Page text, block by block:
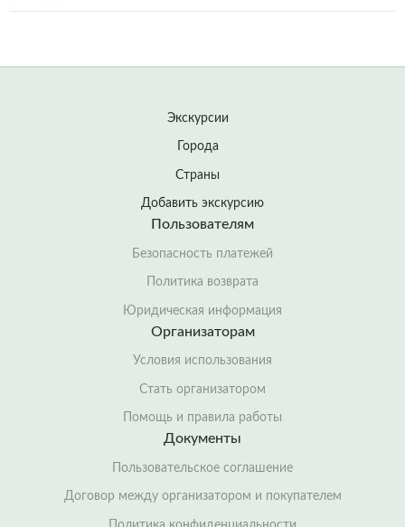
Экскурсии
Города
Страны
Добавить экскурсию
Пользователям
Безопасность платежей
Политика возврата
Юридическая информация
Организаторам
Условия использования
Стать организатором
Помощь и правила работы
Документы
Пользовательское соглашение
Договор между организатором и покупателем